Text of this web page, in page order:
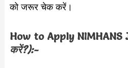
को जरूर चेक करें।
How to Apply NIMHANS
करें?):-